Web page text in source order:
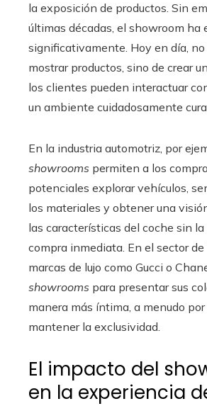
la exposición de productos. Sin
últimas décadas, el showroom ha
significativamente. Hoy en día,
mostrar productos, sino de crear
los clientes pueden interactuar
un ambiente cuidadosamente
En la industria automotriz, por
showrooms permiten a los
potenciales explorar vehículos,
los materiales y obtener una
las características del coche sin
compra inmediata. En el sector de
marcas de lujo como Gucci o
showrooms para presentar sus
manera más íntima, a menudo
mantener la exclusividad.
El impacto del
en la experiencia